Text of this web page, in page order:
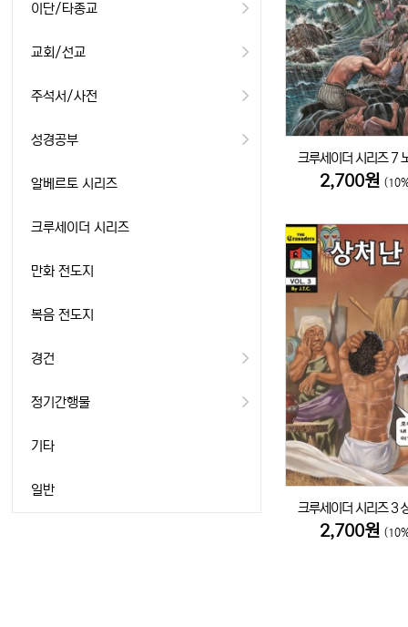
크루세이더 시리즈 7
2,700원
크루세이더 시리즈 3
2,700원
이단/타종교
교회/선교
주석서/사전
성경공부
알베르토 시리즈
크루세이더 시리즈
만화 전도지
복음 전도지
경건
정기간행물
기타
일반